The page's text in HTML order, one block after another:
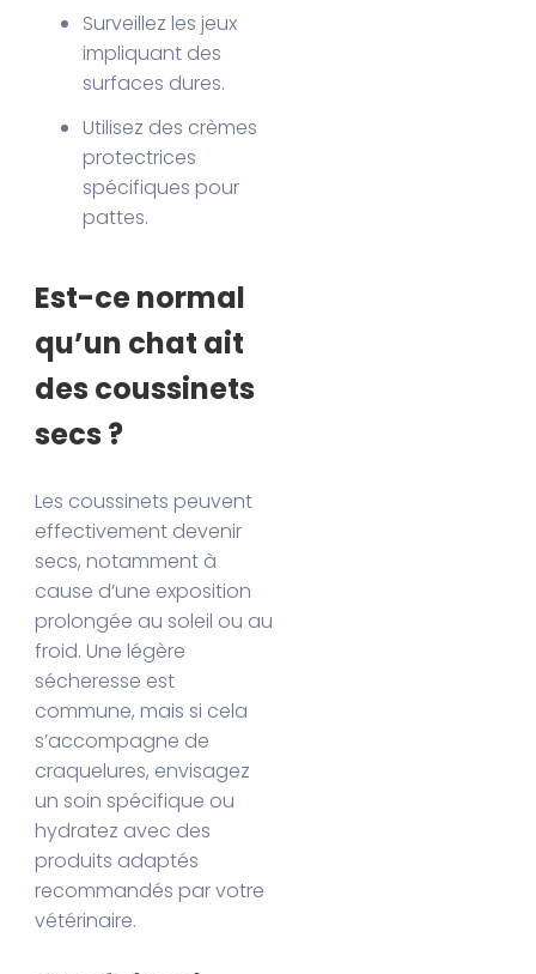
Surveillez les jeux
impliquant des
surfaces dures.
Utilisez des crèmes
protectrices
spécifiques pour
pattes.
Est-ce normal
qu’un chat ait
des coussinets
secs ?
Les coussinets peuvent
effectivement devenir
secs, notamment à
cause d’une exposition
prolongée au soleil ou au
froid. Une légère
sécheresse est
commune, mais si cela
s’accompagne de
craquelures, envisagez
un soin spécifique ou
hydratez avec des
produits adaptés
recommandés par votre
vétérinaire.